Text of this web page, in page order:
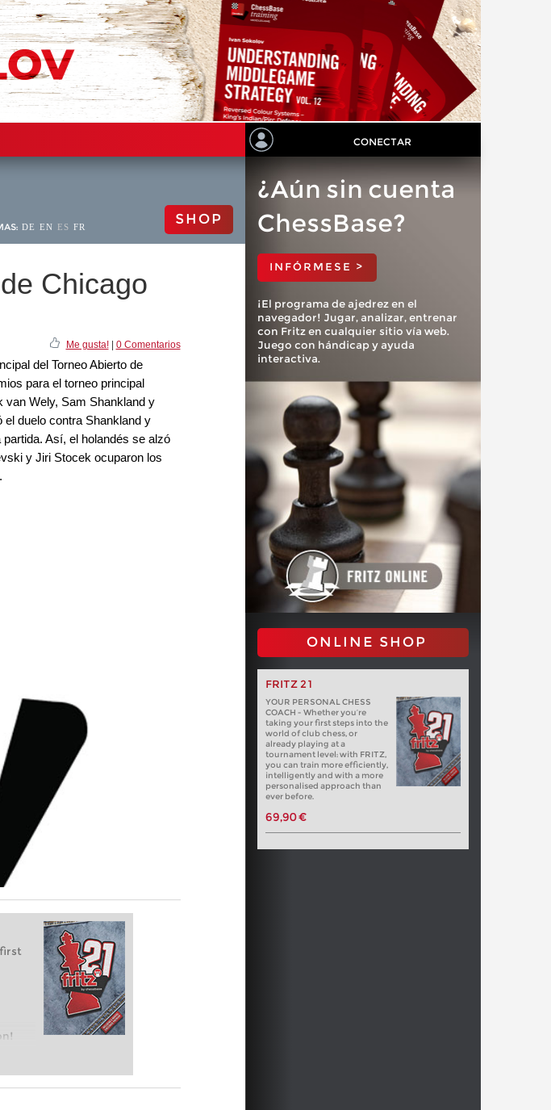
CONECTAR
DE EN ES FR SHOP
Chicago
Me gusta!| 0 Comentarios
del Torneo Abierto de
para el torneo principal
van Wely, Sam Shankland y
el duelo contra Shankland y
Así, el holandés se alzó
y Jiri Stocek ocuparon los
first
¿Aún sin cuenta
ChessBase?
INFÓRMESE >
¡El programa de ajedrez en el
navegador! Jugar, analizar, entrenar
con Fritz en cualquier sitio vía web.
Juego con hándicap y ayuda
interactiva.
ONLINE SHOP
FRITZ 21
YOUR PERSONAL CHESS
COACH - Whether you’re
taking your first steps into the
world of club chess, or
already playing at a
tournament level: with FRITZ,
you can train more efficiently,
intelligently and with a more
personalised approach than
ever before.
69,90 €